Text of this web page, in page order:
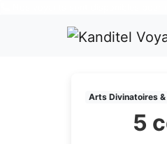
Arts Divinatoires
5